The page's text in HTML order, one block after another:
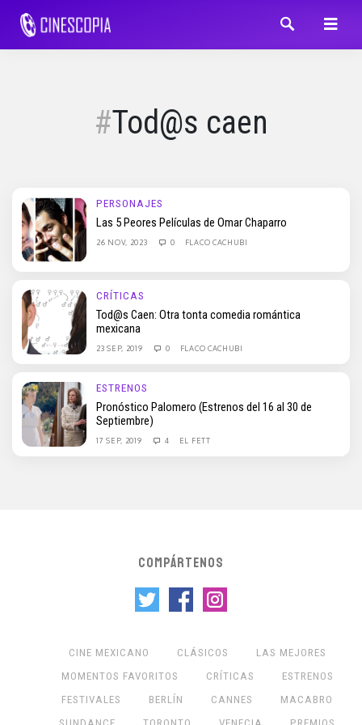
Tod@s caen
PERSONAJES
Las 5 Peores Películas de Omar Chaparro
26 NOV, 2023 0 FLACO CACHUBI
CRÍTICAS
Tod@s Caen: Otra tonta comedia romántica
mexicana
23 SEP, 2019 0 FLACO CACHUBI
ESTRENOS
Pronóstico Palomero (Estrenos del 16 al 30 de
Septiembre)
17 SEP, 2019 4 EL FETT
COMPÁRTENOS
CINE MEXICANO CLÁSICOS
LAS MEJORES
MOMENTOS FAVORITOS
CRÍTICAS
ESTRENOS
FESTIVALES
BERLÍN CANNES
MACABRO